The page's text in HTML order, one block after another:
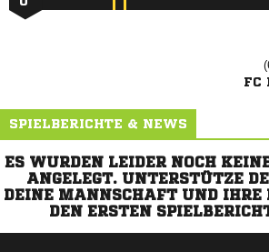
FC
SPIELBERICHTE & NEWS
ES WURDEN LEIDER NOCH
ANGELEGT. UNTERSTÜTZE
DEINE MANNSCHAFT UND IHRE
DEN ERSTEN